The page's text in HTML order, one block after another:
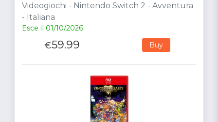
Videogiochi - Nintendo Switch 2 - Avventura
- Italiana
Esce il 01/10/2026
€59.99 Buy